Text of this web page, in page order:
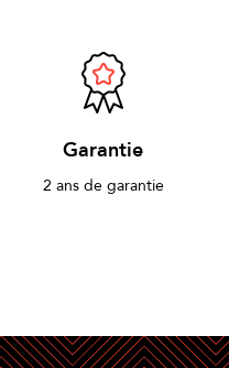
Garantie
2 ans de garantie